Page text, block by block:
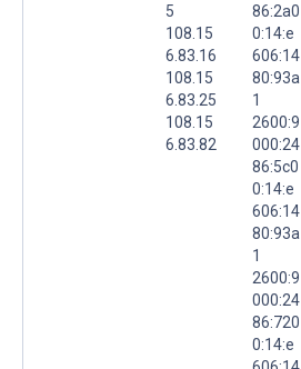
5
108.15
6.83.16
108.15
6.83.25
108.15
6.83.82
86:2a0
0:14:e
606:14
80:93a
1
2600:9
000:24
86:5c0
0:14:e
606:14
80:93a
1
2600:9
000:24
86:720
0:14:e